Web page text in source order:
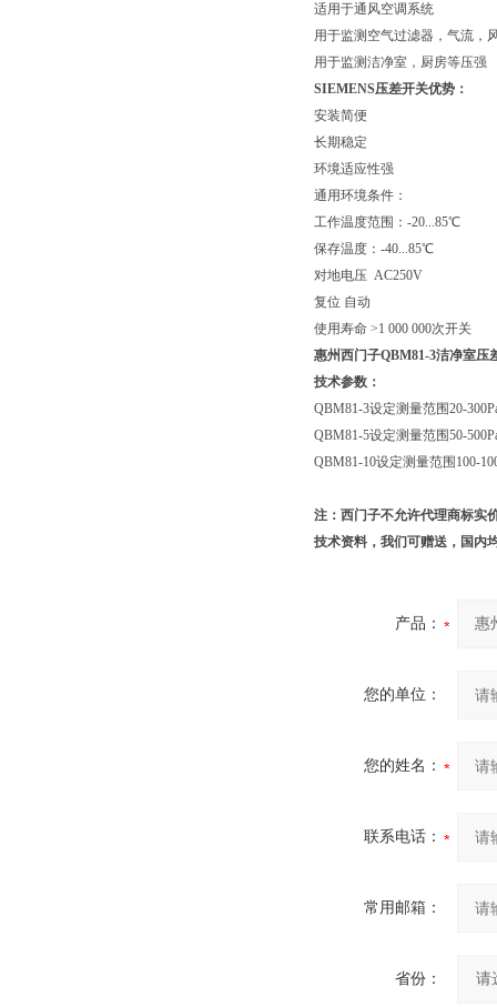
适用于通风空调系统
用于监测空气过滤器，气流，
用于监测洁净室，厨房等压强
SIEMENS压差开关优势：
安装简便
长期稳定
环境适应性强
通用环境条件：
工作温度范围：-20...85℃
保存温度：-40...85℃
对地电压 AC250V
复位 自动
使用寿命 >1 000 000次开关
惠州西门子QBM81-3洁净室压
技术参数：
QBM81-3设定测量范围20-
QBM81-5设定测量范围50-
QBM81-10设定测量范围100-
注：西门子不允许代理商标实
技术资料，我们可赠送，国内
产品：
您的单位：
您的姓名：
联系电话：
常用邮箱：
省份：